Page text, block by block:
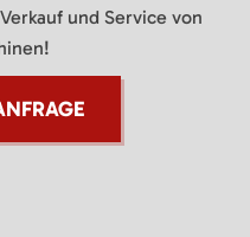
und Service von